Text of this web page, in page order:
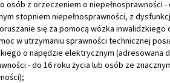
osób z orzeczeniem o niepełnosprawności -
stopniem niepełnosprawności, z
się za pomocą wózka inwalidzkiego
w utrzymaniu sprawności technicznej
o napędzie elektrycznym (adresowana
- do 16 roku życia lub osób ze